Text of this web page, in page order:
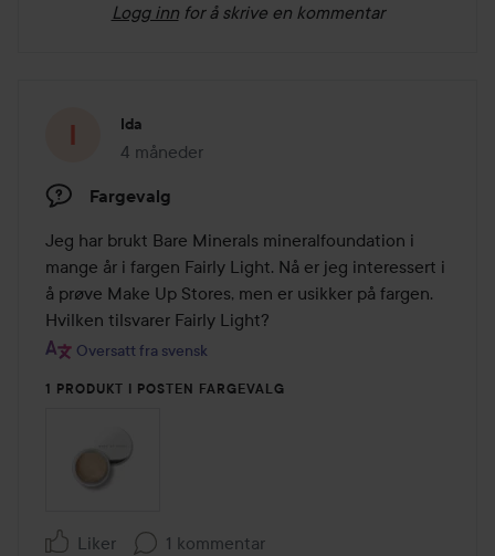
Logg inn for å skrive en kommentar
Ida
4 måneder
Innlegget ble opprettet 4 måneder
Fargevalg
Jeg har brukt Bare Minerals mineralfoundation i
mange år i fargen Fairly Light. Nå er jeg interessert i
å prøve Make Up Stores, men er usikker på fargen.
Hvilken tilsvarer Fairly Light?
Oversatt fra svensk
1 PRODUKT I POSTEN FARGEVALG
Liker 1 kommentar